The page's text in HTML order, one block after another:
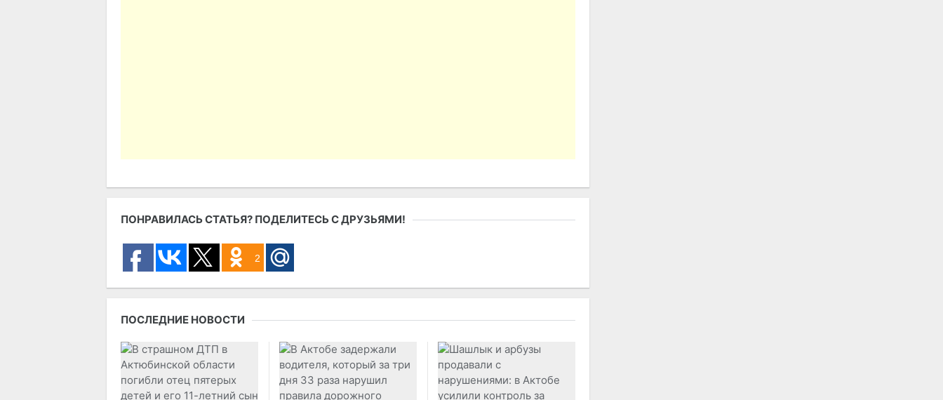
ПОНРАВИЛАСЬ СТАТЬЯ? ПОДЕЛИТЕСЬ С ДРУЗЬЯМИ!
2
ПОСЛЕДНИЕ НОВОСТИ